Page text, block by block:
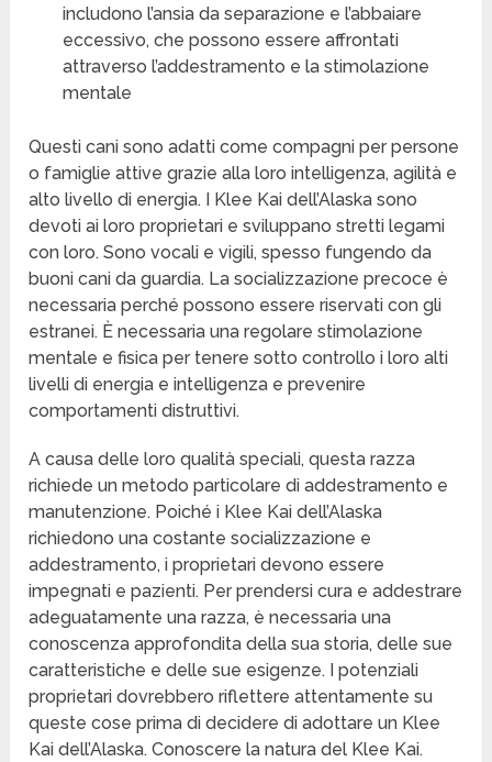
includono l’ansia da separazione e l’abbaiare
eccessivo, che possono essere affrontati
attraverso l’addestramento e la stimolazione
mentale
Questi cani sono adatti come compagni per persone
o famiglie attive grazie alla loro intelligenza, agilità e
alto livello di energia. I Klee Kai dell’Alaska sono
devoti ai loro proprietari e sviluppano stretti legami
con loro. Sono vocali e vigili, spesso fungendo da
buoni cani da guardia. La socializzazione precoce è
necessaria perché possono essere riservati con gli
estranei. È necessaria una regolare stimolazione
mentale e fisica per tenere sotto controllo i loro alti
livelli di energia e intelligenza e prevenire
comportamenti distruttivi.
A causa delle loro qualità speciali, questa razza
richiede un metodo particolare di addestramento e
manutenzione. Poiché i Klee Kai dell’Alaska
richiedono una costante socializzazione e
addestramento, i proprietari devono essere
impegnati e pazienti. Per prendersi cura e addestrare
adeguatamente una razza, è necessaria una
conoscenza approfondita della sua storia, delle sue
caratteristiche e delle sue esigenze. I potenziali
proprietari dovrebbero riflettere attentamente su
queste cose prima di decidere di adottare un Klee
Kai dell’Alaska. Conoscere la natura del Klee Kai.